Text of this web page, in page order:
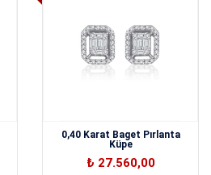
0,40 Karat Baget Pırlanta
Küpe
₺ 27.560,00